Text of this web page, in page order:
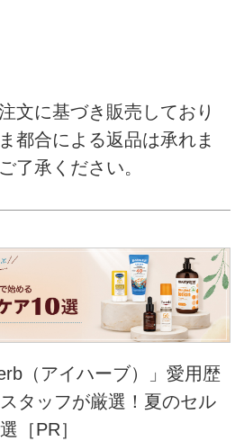
文に基づき販売しており
都合による返品は承れま
了承ください。
（アイハーブ）」愛用歴
タッフが厳選！夏のセル
［PR］